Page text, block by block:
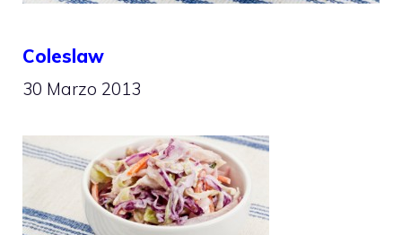
Coleslaw
30 Marzo 2013